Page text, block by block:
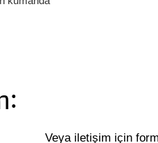
Veya iletişim için